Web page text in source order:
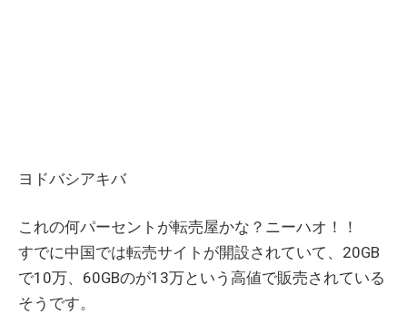
ヨドバシアキバ
これの何パーセントが転売屋かな？ニーハオ！！
すでに中国では転売サイトが開設されていて、20GB
で10万、60GBのが13万という高値で販売されている
そうです。